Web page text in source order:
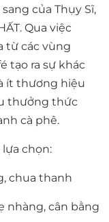
của Thụy Sĩ,
Qua việc
từ các vùng
tạo ra sự khác
ít thương hiệu
thưởng thức
cà phê.
chọn:
chua thanh
nhàng, cân bằng